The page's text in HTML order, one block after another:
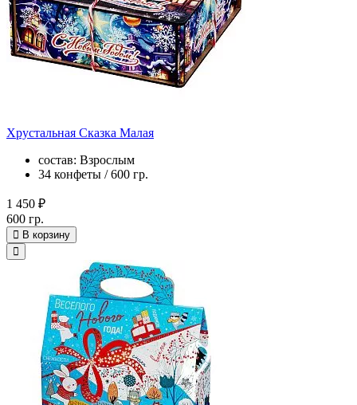
Хрустальная Сказка Малая
состав: Взрослым
34 конфеты / 600 гр.
1 450 ₽
600 гр.
В корзину